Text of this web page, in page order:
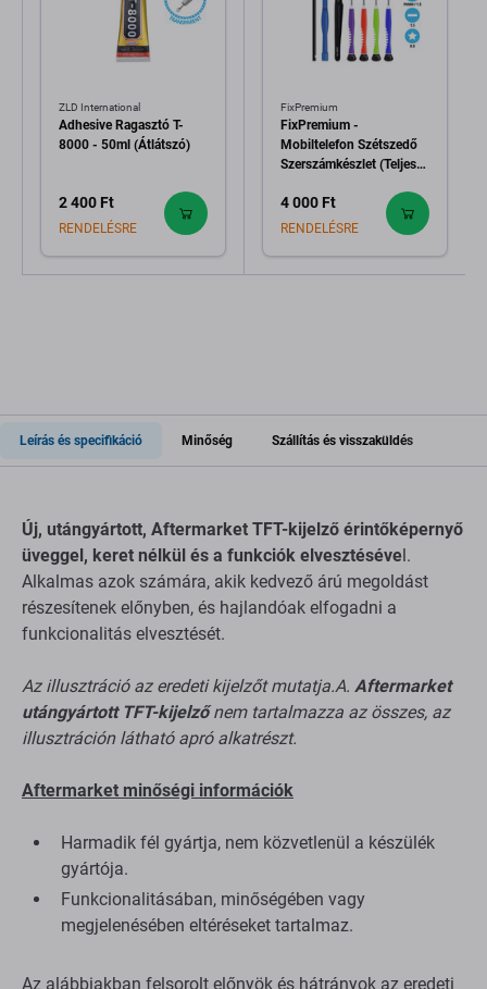
ZLD International
Adhesive Ragasztó T-
8000 - 50ml (Átlátszó)
2 400 Ft
RENDELÉSRE
FixPremium
FixPremium -
Mobiltelefon Szétszedő
Szerszámkészlet (Teljes)
4 000 Ft
RENDELÉSRE
Leírás és specifikáció Minőség Szállítás és visszaküldés
Új, utángyártott, Aftermarket TFT-kijelző érintőképernyő
üveggel, keret nélkül és a funkciók elvesztéséve l.
Alkalmas azok számára, akik kedvező árú megoldást
részesítenek előnyben, és hajlandóak elfogadni a
funkcionalitás elvesztését.
Az illusztráció az eredeti kijelzőt mutatja.A. Aftermarket
utángyártott TFT-kijelzőnem tartalmazza az összes, az
illusztráción látható apró alkatrészt.
Aftermarket minőségi információk
Harmadik fél gyártja, nem közvetlenül a készülék
gyártója.
Funkcionalitásában, minőségében vagy
megjelenésében eltéréseket tartalmaz.
Az alábbiakban felsorolt előnyök és hátrányok az eredeti